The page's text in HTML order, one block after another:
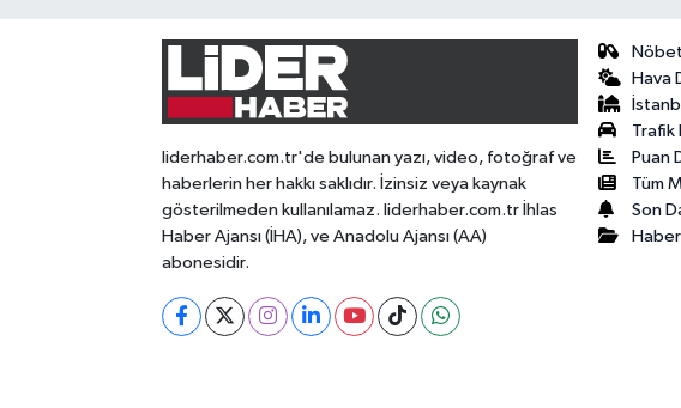
liderhaber.com.tr'de bulunan yazı, video, fotoğraf ve
haberlerin her hakkı saklıdır. İzinsiz veya kaynak
gösterilmeden kullanılamaz. liderhaber.com.tr İhlas
Haber Ajansı (İHA), ve Anadolu Ajansı (AA)
abonesidir.
Hava
Trafik
Puan
Tüm
Son